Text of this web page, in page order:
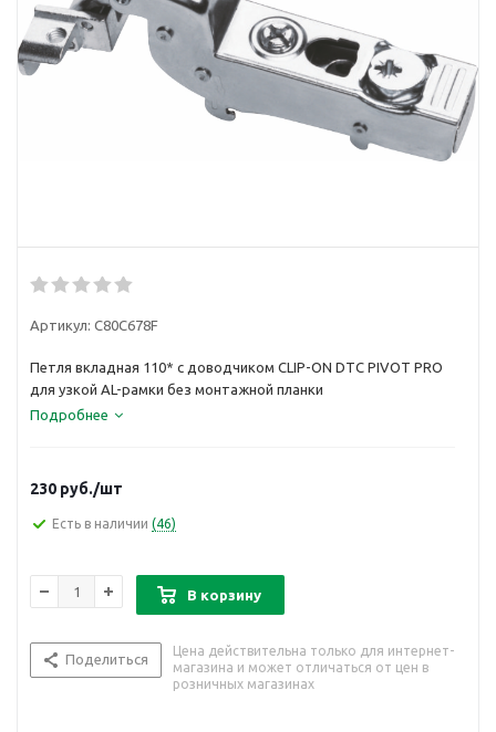
Артикул: C80C678F
Петля вкладная 110* с доводчиком CLIP-ON DTC PIVOT PRO
для узкой AL-рамки без монтажной планки
Подробнее
230 руб./шт
Есть в наличии (46)
В корзину
Поделиться
Цена действительна только для интернет-
магазина и может отличаться от цен в
розничных магазинах